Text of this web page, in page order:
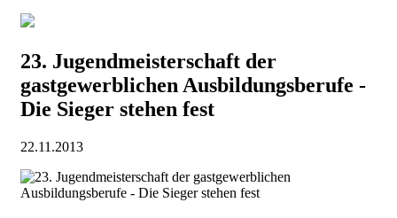
23. Jugendmeisterschaft der
gastgewerblichen Ausbildungsberufe -
Die Sieger stehen fest
22.11.2013